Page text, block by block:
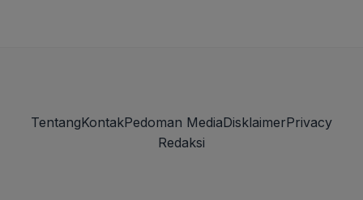
TentangKontakPedoman MediaDisklaimerPrivacy
Redaksi